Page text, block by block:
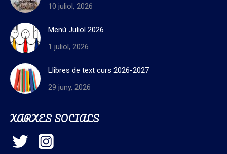
10 juliol, 2026
Menú Juliol 2026
1 juliol, 2026
Llibres de text curs 2026-2027
29 juny, 2026
XARXES SOCIALS